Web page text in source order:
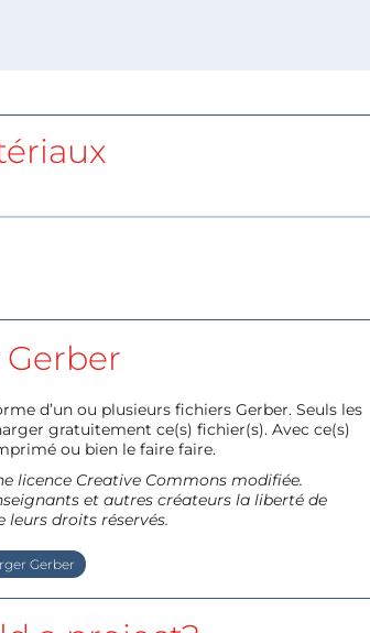
d’un ou plusieurs fichiers Gerber. Seuls les
gratuitement ce(s) fichier(s). Avec ce(s)
ou bien le faire faire.
licence Creative Commons modifiée.
et autres créateurs la liberté de
leurs droits réservés.
Gerber